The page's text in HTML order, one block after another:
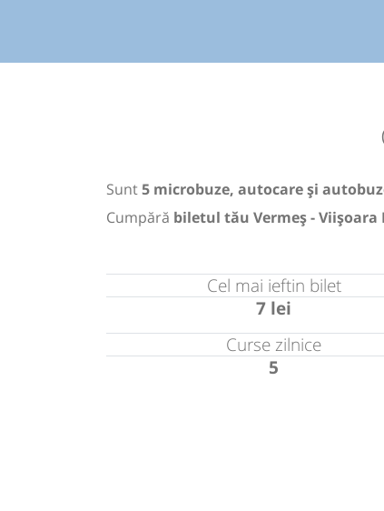
Sunt5 microbuze, autocare și
Cumpără biletul tău Vermeș - Viișoara
Cel mai ieftin bilet
7 lei
Curse zilnice
5